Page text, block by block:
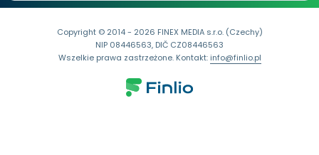
Copyright © 2014 - 2026 FINEX MEDIA s.r.o. (Czechy)
NIP 08446563, DIČ CZ08446563
Wszelkie prawa zastrzeżone. Kontakt:info@finlio.pl